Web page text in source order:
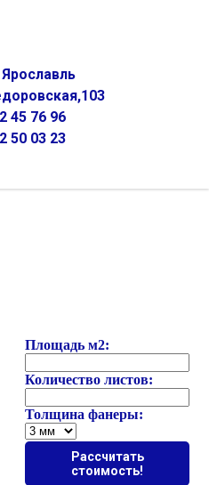
45 76 96
50 03 23
Площадь м2:
Количество листов:
Толщина фанеры:
Рассчитать
стоимость!